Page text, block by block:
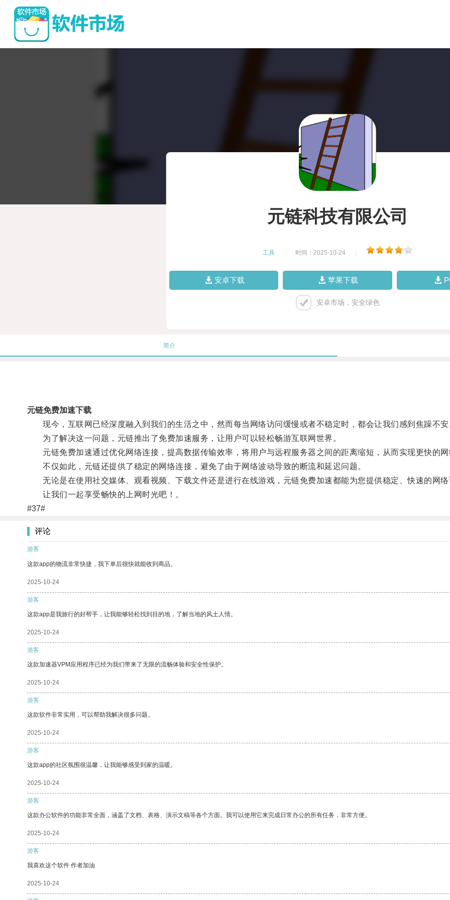
元链科技有限公司
工具 时间：2025-10-24
安卓下载 苹果下载
安卓市场，安全绿色
简介
元链免费加速下载
现今，互联网已经深度融入到我们的生活之中，然而每当网络访问缓慢或者不稳定时，都会让我们感到焦躁不安
为了解决这一问题，元链推出了免费加速服务，让用户可以轻松畅游互联网世界。
元链免费加速通过优化网络连接，提高数据传输效率，将用户与远程服务器之间的距离缩短，从而实现更快的网
不仅如此，元链还提供了稳定的网络连接，避免了由于网络波动导致的断流和延迟问题。
无论是在使用社交媒体、观看视频、下载文件还是进行在线游戏，元链免费加速都能为您提供稳定、快速的网络
让我们一起享受畅快的上网时光吧！。
#37#
评论
游客
这款app的物流非常快捷，我下单后很快就能收到商品。
2025-10-24
游客
这款app是我旅行的好帮手，让我能够轻松找到目的地，了解当地的风土人情。
2025-10-24
游客
这款加速器VPM应用程序已经为我们带来了无限的流畅体验和安全性保护。
2025-10-24
游客
这款软件非常实用，可以帮助我解决很多问题。
2025-10-24
游客
这款app的社区氛围很温馨，让我能够感受到家的温暖。
2025-10-24
游客
这款办公软件的功能非常全面，涵盖了文档、表格、演示文稿等各个方面。我可以使用它来完成日常办公的所有任务，非常方便。
2025-10-24
游客
我喜欢这个软件 作者加油
2025-10-24